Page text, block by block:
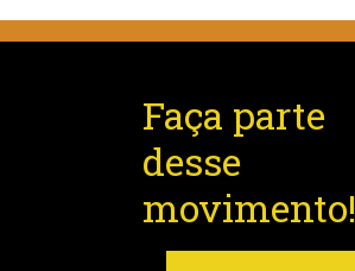
Faça parte
desse
movimento!